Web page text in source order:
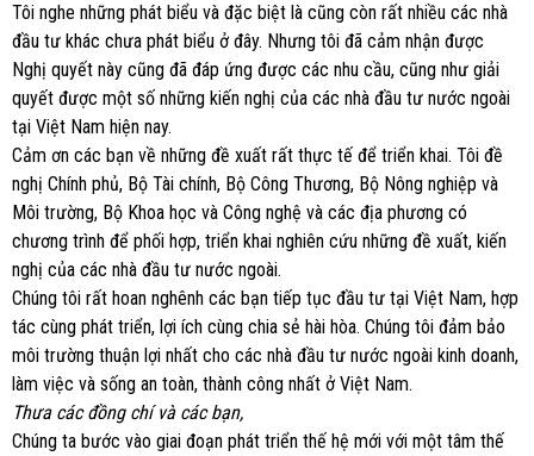
Tôi nghe những phát biểu và đặc biệt là cũng còn rất nhiều các nhà
đầu tư khác chưa phát biểu ở đây. Nhưng tôi đã cảm nhận được
Nghị quyết này cũng đã đáp ứng được các nhu cầu, cũng như giải
quyết được một số những kiến nghị của các nhà đầu tư nước ngoài
tại Việt Nam hiện nay.
Cảm ơn các bạn về những đề xuất rất thực tế để triển khai. Tôi đề
nghị Chính phủ, Bộ Tài chính, Bộ Công Thương, Bộ Nông nghiệp và
Môi trường, Bộ Khoa học và Công nghệ và các địa phương có
chương trình để phối hợp, triển khai nghiên cứu những đề xuất, kiến
nghị của các nhà đầu tư nước ngoài.
Chúng tôi rất hoan nghênh các bạn tiếp tục đầu tư tại Việt Nam, hợp
tác cùng phát triển, lợi ích cùng chia sẻ hài hòa. Chúng tôi đảm bảo
môi trường thuận lợi nhất cho các nhà đầu tư nước ngoài kinh doanh,
làm việc và sống an toàn, thành công nhất ở Việt Nam.
Thưa các đồng chí và các bạn,
Chúng ta bước vào giai đoạn phát triển thế hệ mới với một tâm thế